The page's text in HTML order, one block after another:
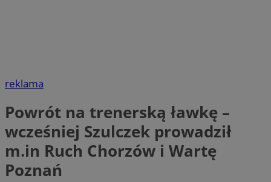
reklama
Powrót na trenerską ławkę –
wcześniej Szulczek prowadził
m.in Ruch Chorzów i Wartę
Poznań